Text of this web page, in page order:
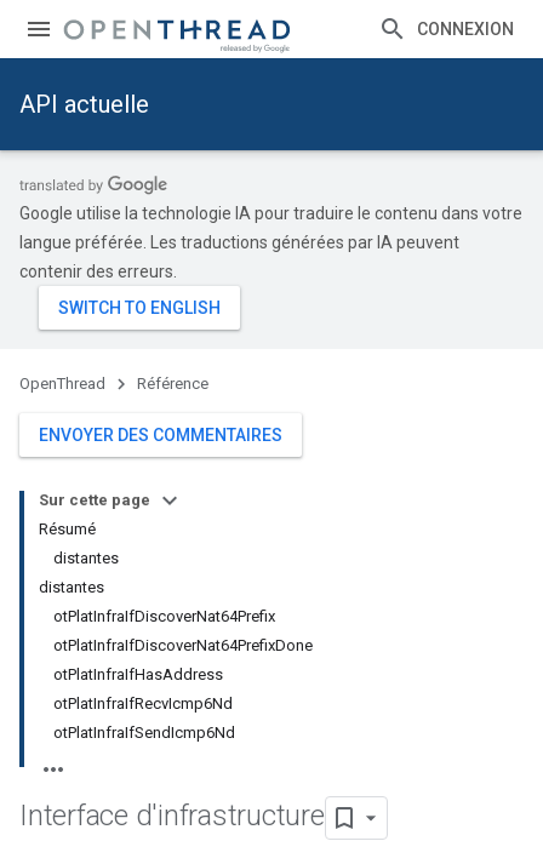
CONNEXION
API actuelle
Google utilise la technologie IA pour traduire le contenu dans votre
langue préférée. Les traductions générées par IA peuvent
contenir des erreurs.
OpenThread Référence
ENVOYER DES COMMENTAIRES
Sur cette page
Résumé
distantes
distantes
otPlatInfraIfDiscoverNat64Prefix
otPlatInfraIfDiscoverNat64PrefixDone
otPlatInfraIfHasAddress
otPlatInfraIfRecvIcmp6Nd
otPlatInfraIfSendIcmp6Nd
Interface d'infrastructure